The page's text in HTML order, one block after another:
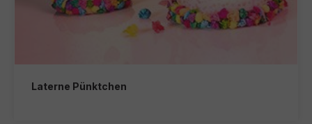
Laterne Pünktchen